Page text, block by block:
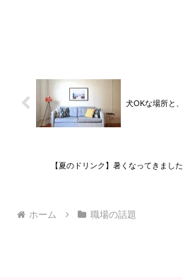
犬OKな場所と
【夏のドリンク】暑くなってきまし
ホーム 職場の話題